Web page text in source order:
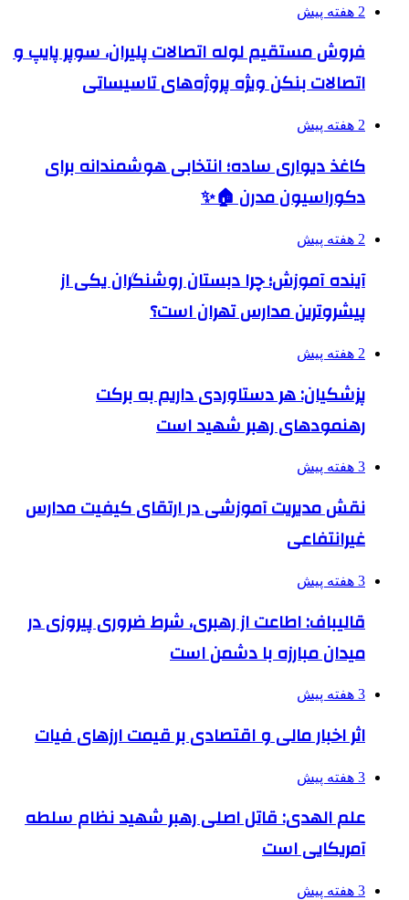
2 هفته پیش
فروش مستقیم لوله اتصالات پلیران، سوپر پایپ و
اتصالات بنکن ویژه پروژه‌های تاسیساتی
2 هفته پیش
کاغذ دیواری ساده؛ انتخابی هوشمندانه برای
دکوراسیون مدرن 🏠✨
2 هفته پیش
آینده آموزش؛ چرا دبستان روشنگران یکی از
پیشروترین مدارس تهران است؟
2 هفته پیش
پزشکیان: هر دستاوردی داریم به برکت
رهنمودهای رهبر شهید است
3 هفته پیش
نقش مدیریت آموزشی در ارتقای کیفیت مدارس
غیرانتفاعی
3 هفته پیش
قالیباف: اطاعت از رهبری، شرط ضروری پیروزی در
میدان مبارزه با دشمن است
3 هفته پیش
اثر اخبار مالی و اقتصادی بر قیمت ارزهای فیات
3 هفته پیش
علم الهدی: قاتل اصلی رهبر شهید نظام سلطه
آمریکایی است
3 هفته پیش